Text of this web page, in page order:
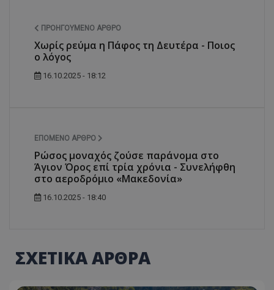
ΠΡΟΗΓΟΎΜΕΝΟ ΆΡΘΡΟ
Χωρίς ρεύμα η Πάφος τη Δευτέρα - Ποιος
ο λόγος
16.10.2025 - 18:12
ΕΠΌΜΕΝΟ ΆΡΘΡΟ
Ρώσος μοναχός ζούσε παράνομα στο
Άγιον Όρος επί τρία χρόνια - Συνελήφθη
στο αεροδρόμιο «Μακεδονία»
16.10.2025 - 18:40
ΣΧΕΤΙΚΑ ΑΡΘΡΑ